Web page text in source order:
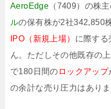
AeroEdge （7409）の株
ルの保有株が2社342,850
IPO（新規上場） に際す
ん。ただしその他既存の
で180日間の ロックアップ
の余計な売り圧力はありま